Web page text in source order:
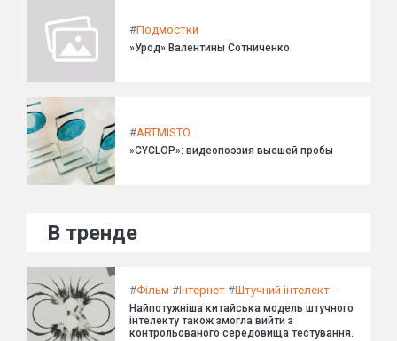
#Подмостки
»Урод» Валентины Сотниченко
#ARTMISTO
»CYCLOP»: видеопоэзия высшей пробы
В тренде
#Фільм #Інтернет #Штучний інтелект
Найпотужніша китайська модель штучного
інтелекту також змогла вийти з
контрольованого середовища тестування.